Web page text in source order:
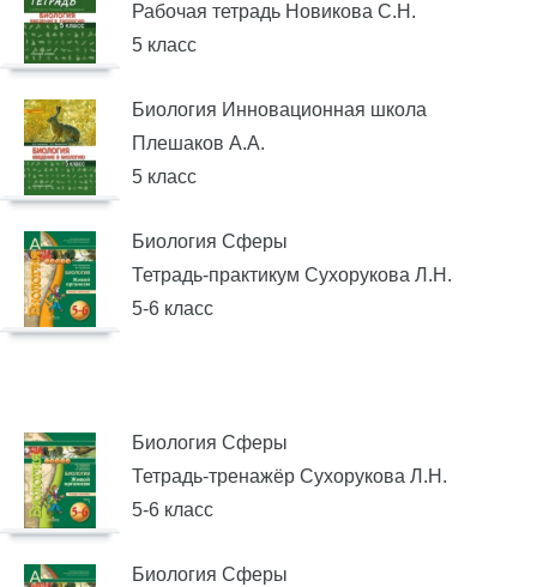
Рабочая тетрадь Новикова С.Н.
5 класс
Биология Инновационная школа
Плешаков А.А.
5 класс
Биология Сферы
Тетрадь-практикум Сухорукова Л.Н.
5-6 класс
Биология Сферы
Тетрадь-тренажёр Сухорукова Л.Н.
5-6 класс
Биология Сферы